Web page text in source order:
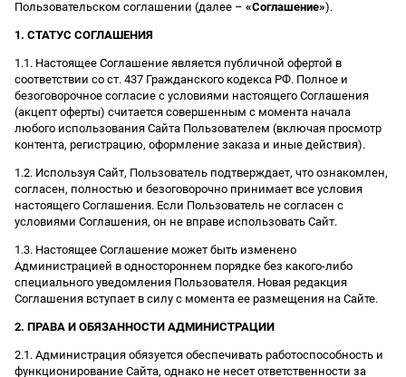
Пользовательском соглашении (далее – «Соглашение»).
1. СТАТУС СОГЛАШЕНИЯ
1.1. Настоящее Соглашение является публичной офертой в
соответствии со ст. 437 Гражданского кодекса РФ. Полное и
безоговорочное согласие с условиями настоящего Соглашения
(акцепт оферты) считается совершенным с момента начала
любого использования Сайта Пользователем (включая просмотр
контента, регистрацию, оформление заказа и иные действия).
1.2. Используя Сайт, Пользователь подтверждает, что ознакомлен,
согласен, полностью и безоговорочно принимает все условия
настоящего Соглашения. Если Пользователь не согласен с
условиями Соглашения, он не вправе использовать Сайт.
1.3. Настоящее Соглашение может быть изменено
Администрацией в одностороннем порядке без какого-либо
специального уведомления Пользователя. Новая редакция
Соглашения вступает в силу с момента ее размещения на Сайте.
2. ПРАВА И ОБЯЗАННОСТИ АДМИНИСТРАЦИИ
2.1. Администрация обязуется обеспечивать работоспособность и
функционирование Сайта, однако не несет ответственности за